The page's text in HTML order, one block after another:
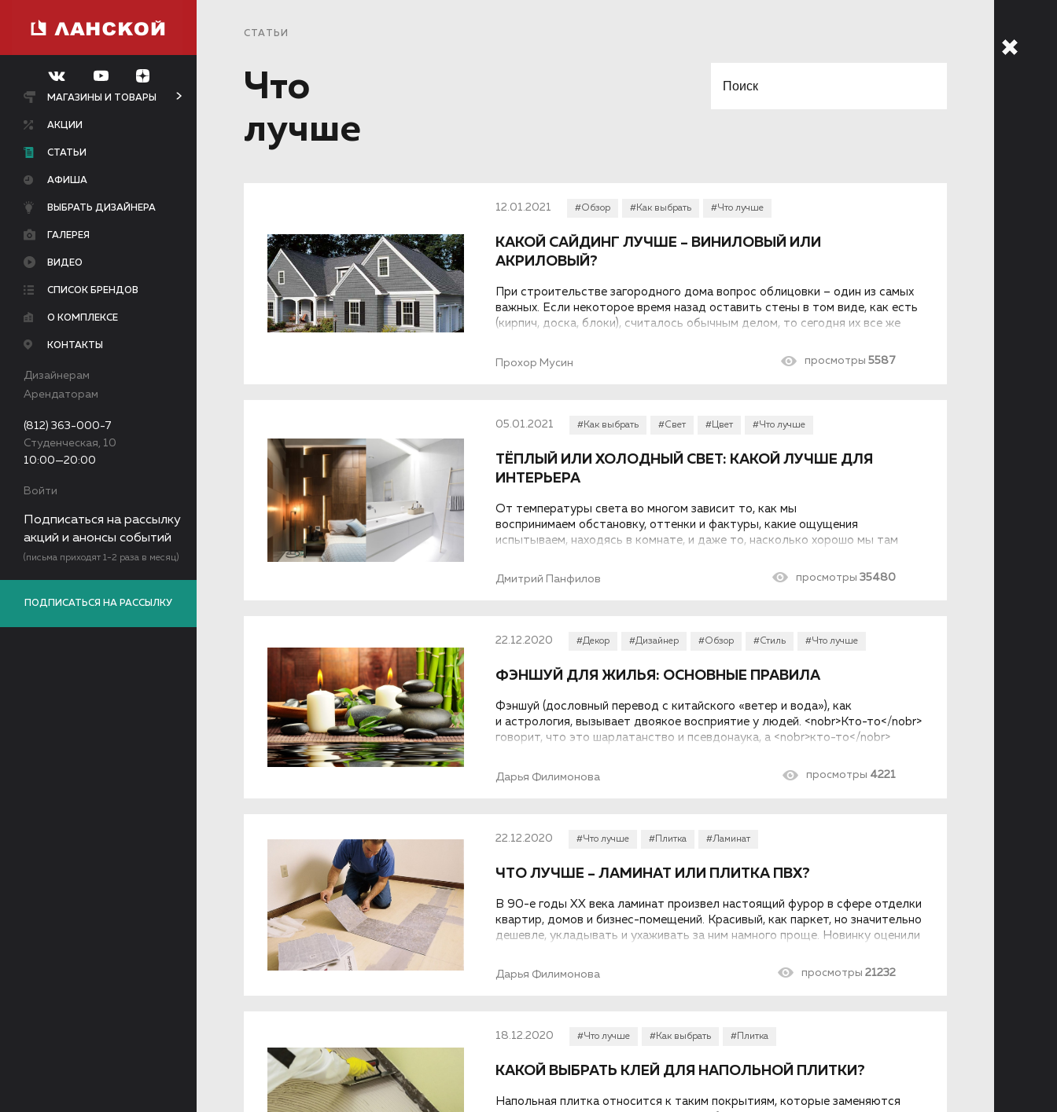
МАГАЗИНЫ И ТОВАРЫ
АКЦИИ
СТАТЬИ
АФИША
ВЫБРАТЬ ДИЗАЙНЕРА
ГАЛЕРЕЯ
ВИДЕО
СПИСОК БРЕНДОВ
О КОМПЛЕКСЕ
КОНТАКТЫ
Дизайнерам
Арендаторам
(812) 363-000-7
Студенческая, 10
10:00—20:00
Войти
Подписаться на рассылку
акций и анонсы событий
(письма приходят 1-2 раза в месяц)
ПОДПИСАТЬСЯ НА РАССЫЛКУ
СТАТЬИ
Что
лучше
12.01.2021 #Обзор #Как выбрать #Что лучше
КАКОЙ САЙДИНГ ЛУЧШЕ – ВИНИЛОВЫЙ ИЛИ
АКРИЛОВЫЙ?
При строительстве загородного дома вопрос облицовки – один из самых
важных. Если некоторое время назад оставить стены в том виде, как есть
(кирпич, доска, блоки), считалось обычным делом, то сегодня их все же
случае обуславливается многими факторами, причем, один из наиболее
важных – цена. Какой сайдинг лучше – виниловый или акриловый? А может,
Прохор Мусин просмотры 5587
05.01.2021 #Как выбрать #Свет #Цвет #Что лучше
ТЁПЛЫЙ ИЛИ ХОЛОДНЫЙ СВЕТ: КАКОЙ ЛУЧШЕ ДЛЯ
ИНТЕРЬЕРА
От температуры света во многом зависит то, как мы
воспринимаем обстановку, оттенки и фактуры, какие ощущения
испытываем, находясь в комнате, и даже то, насколько хорошо мы там
Дмитрий Панфилов просмотры 35480
22.12.2020 #Декор #Дизайнер #Обзор #Стиль #Что лучше
ФЭНШУЙ ДЛЯ ЖИЛЬЯ: ОСНОВНЫЕ ПРАВИЛА
Фэншуй (дословный перевод с китайского «ветер и вода»), как
и астрология, вызывает двоякое восприятие у людей. <nobr>Кто-то</nobr>
говорит, что это шарлатанство и псевдонаука, а <nobr>кто-то</nobr>
возникшая в Китае почти шесть тысяч лет назад, остается популярной.
Правда сейчас она приобрела довольно упрощенный вид благодаря
символический (эзотерический) фэншуй. А в классическом виде это —
очень сложная наука, требующая длительных наблюдений и расчетов.
богатства, успеха, здоровья и так далее. Активировать каждую зону
сказать, насколько это эффективно. Но точно можно убедиться в том, что
это эстетично.
Дарья Филимонова просмотры 4221
22.12.2020 #Что лучше #Плитка #Ламинат
ЧТО ЛУЧШЕ – ЛАМИНАТ ИЛИ ПЛИТКА ПВХ?
В 90-е годы XX века ламинат произвел настоящий фурор в сфере отделки
квартир, домов и бизнес-помещений. Красивый, как паркет, но значительно
дешевле, укладывать и ухаживать за ним намного проще. Новинку оценили
материалы, например, кварцвинил. Что лучше – ламинат или плитка ПВХ?
Дарья Филимонова просмотры 21232
18.12.2020 #Что лучше #Как выбрать #Плитка
КАКОЙ ВЫБРАТЬ КЛЕЙ ДЛЯ НАПОЛЬНОЙ ПЛИТКИ?
Напольная плитка относится к таким покрытиям, которые заменяются